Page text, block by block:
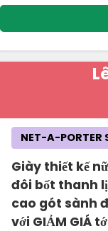
Giày thiết kế
đôi bốt thanh
cao gót sành
với GIẢM GIÁ
NET-A-PORTER